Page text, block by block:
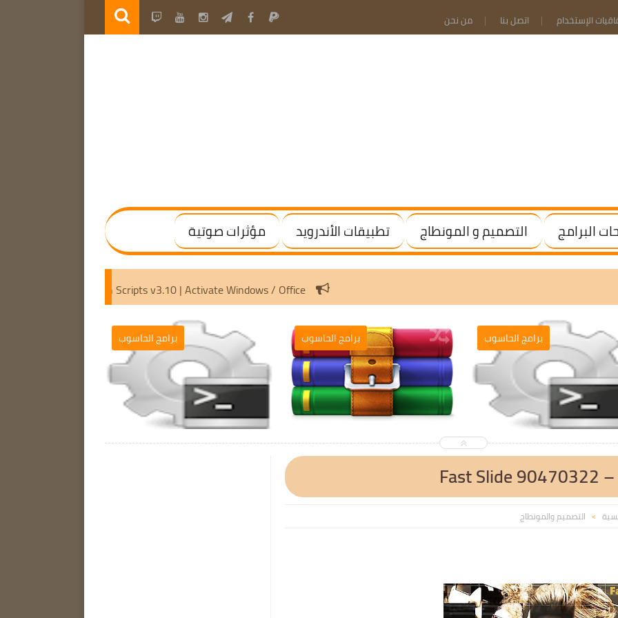
الإستخدام اتصل بنا من نحن
البرامج التصميم و المونطاج تطبيقات الأندرويد مؤثرات صوتية
Microsoft Activation Scripts v3.10 | Activate Windows / Office
برامج الحاسوب برامج الحاسوب والمونطاج
Fast Slide 90470322
> التصميم والمونطاج